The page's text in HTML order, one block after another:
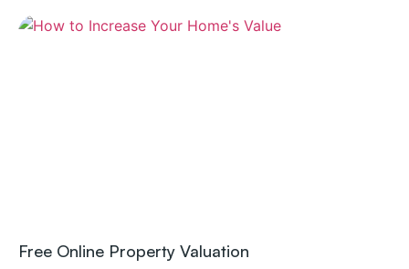
Free Online Property Valuation